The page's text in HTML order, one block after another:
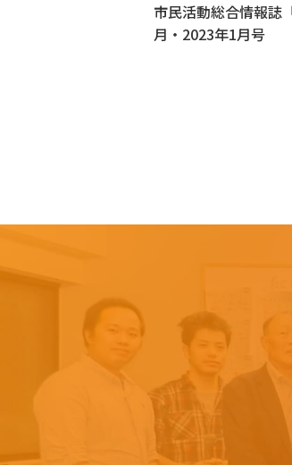
市民活動総合情報誌
月・2023年1月号